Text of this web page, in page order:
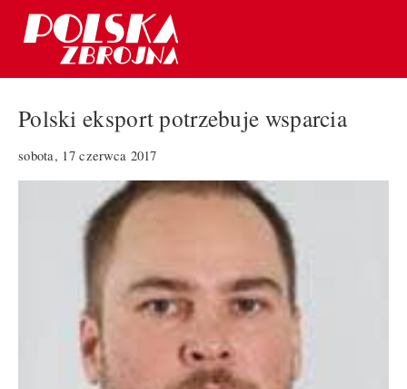
Polski eksport potrzebuje wsparcia
sobota, 17 czerwca 2017